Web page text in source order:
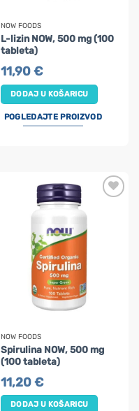
NOW FOODS
L-lizin NOW, 500 mg (100
tableta)
11,90€
DODAJ U KOŠARICU
POGLEDAJTE PROIZVOD
NOW FOODS
Spirulina NOW, 500 mg
(100 tableta)
11,20€
DODAJ U KOŠARICU